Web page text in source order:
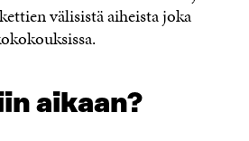
välisistä aiheista joka
aikaan?